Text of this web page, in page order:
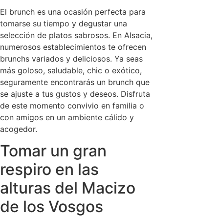
El brunch es una ocasión perfecta para
tomarse su tiempo y degustar una
selección de platos sabrosos. En Alsacia,
numerosos establecimientos te ofrecen
brunchs variados y deliciosos. Ya seas
más goloso, saludable, chic o exótico,
seguramente encontrarás un brunch que
se ajuste a tus gustos y deseos. Disfruta
de este momento convivio en familia o
con amigos en un ambiente cálido y
acogedor.
Tomar un gran
respiro en las
alturas del Macizo
de los Vosgos